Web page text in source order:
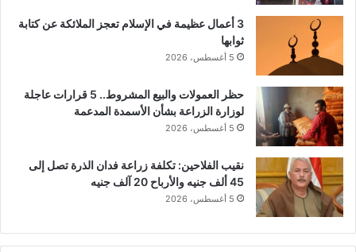
3 أعمال عظيمة في الإسلام تعجز الملائكة عن كتابة
ثوابها
5 أغسطس، 2026
حظر العمولات والبيع المشروط.. 5 قرارات عاجلة
لوزارة الزراعة بشأن الأسمدة المدعمة
5 أغسطس، 2026
نقيب الفلاحين: تكلفة زراعة فدان الذرة تصل إلى
45 ألف جنيه والأرباح 20 آلف جنيه
5 أغسطس، 2026